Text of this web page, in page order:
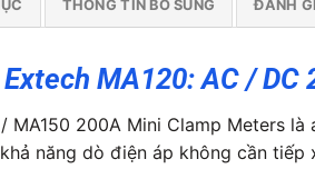
THÔNG TIN BỔ SUNG ĐÁNH
MA120: AC /
/ MA150 200A Mini Clamp Meters
năng dò điện áp không cần tiếp